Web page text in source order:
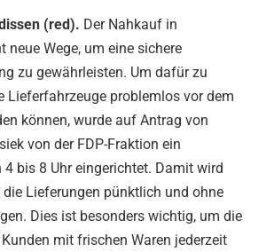
(red). Der Nahkauf in
neue Wege, um eine sichere
zu gewährleisten. Um dafür zu
Lieferfahrzeuge problemlos vor dem
können, wurde auf Antrag von
von der FDP-Fraktion ein
4 bis 8 Uhr eingerichtet. Damit wird
Lieferungen pünktlich und ohne
Dies ist besonders wichtig, um die
mit frischen Waren jederzeit